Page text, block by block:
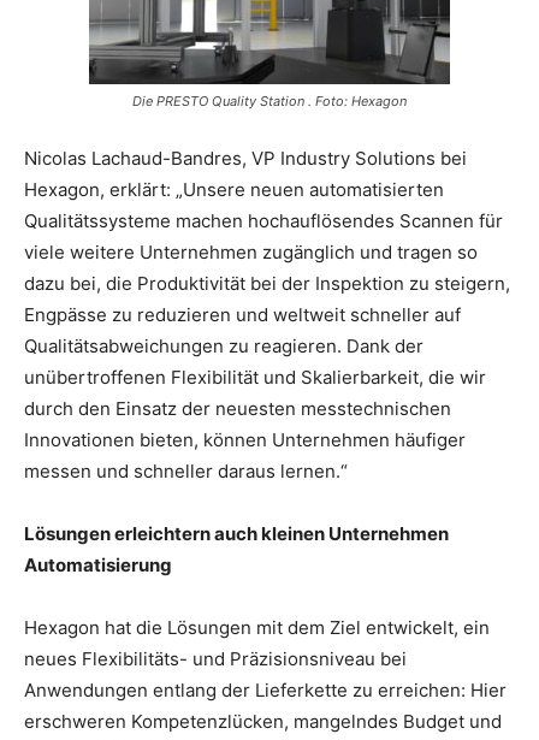
Die PRESTO Quality Station . Foto: Hexagon
Nicolas Lachaud-Bandres, VP Industry Solutions bei
Hexagon, erklärt: „Unsere neuen automatisierten
Qualitätssysteme machen hochauflösendes Scannen für
viele weitere Unternehmen zugänglich und tragen so
dazu bei, die Produktivität bei der Inspektion zu steigern,
Engpässe zu reduzieren und weltweit schneller auf
Qualitätsabweichungen zu reagieren. Dank der
unübertroffenen Flexibilität und Skalierbarkeit, die wir
durch den Einsatz der neuesten messtechnischen
Innovationen bieten, können Unternehmen häufiger
messen und schneller daraus lernen.“
Lösungen erleichtern auch kleinen Unternehmen
Automatisierung
Hexagon hat die Lösungen mit dem Ziel entwickelt, ein
neues Flexibilitäts- und Präzisionsniveau bei
Anwendungen entlang der Lieferkette zu erreichen: Hier
erschweren Kompetenzlücken, mangelndes Budget und